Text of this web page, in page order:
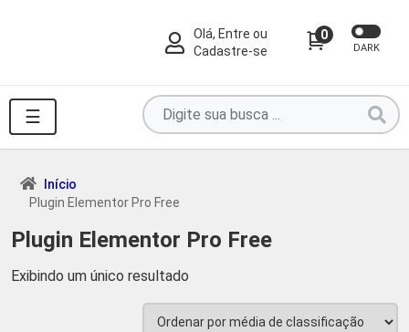
Olá, Entre ou
Cadastre-se
0
DARK
☰
Pesquise
por
produtos
...
Início
Plugin Elementor Pro Free
Plugin Elementor Pro Free
Exibindo um único resultado